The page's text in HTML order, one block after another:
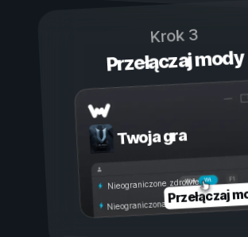
Krok 3
Przełączaj mody
Twoja gra
Wł.
Wył.
Nieograniczone zdrowie
Nieograniczona wytrzymałość
Przełączaj